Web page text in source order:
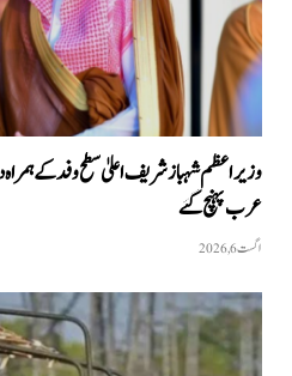
وزیراعظم شہبازشریف اعلیٰ سطح وفد کے
عرب پہنچ گئے
اگست 6, 2026